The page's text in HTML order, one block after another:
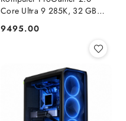
Core Ultra 9 285K, 32 GB
RAM, 1 TB SSD, RX™ 9070
XT, WINDOWS 11
Cena:
9495.00